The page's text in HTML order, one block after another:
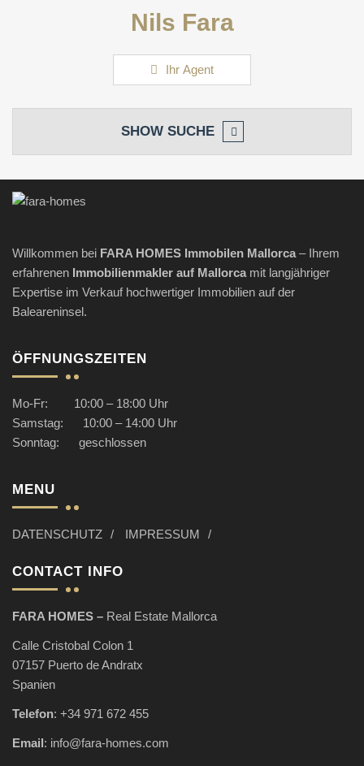
Nils Fara
Ihr Agent
SHOW SUCHE
Willkommen bei FARA HOMES Immobilen Mallorca – Ihrem
erfahrenen Immobilienmakler auf Mallorca mit langjähriger
Expertise im Verkauf hochwertiger Immobilien auf der
Baleareninsel.
ÖFFNUNGSZEITEN
Mo-Fr: 10:00 – 18:00 Uhr
Samstag: 10:00 – 14:00 Uhr
Sonntag: geschlossen
MENU
DATENSCHUTZ IMPRESSUM
CONTACT INFO
FARA HOMES – Real Estate Mallorca
Calle Cristobal Colon 1
07157 Puerto de Andratx
Spanien
Telefon: +34 971 672 455
Email: info@fara-homes.com